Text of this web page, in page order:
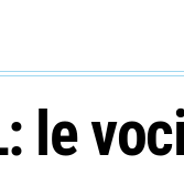
le